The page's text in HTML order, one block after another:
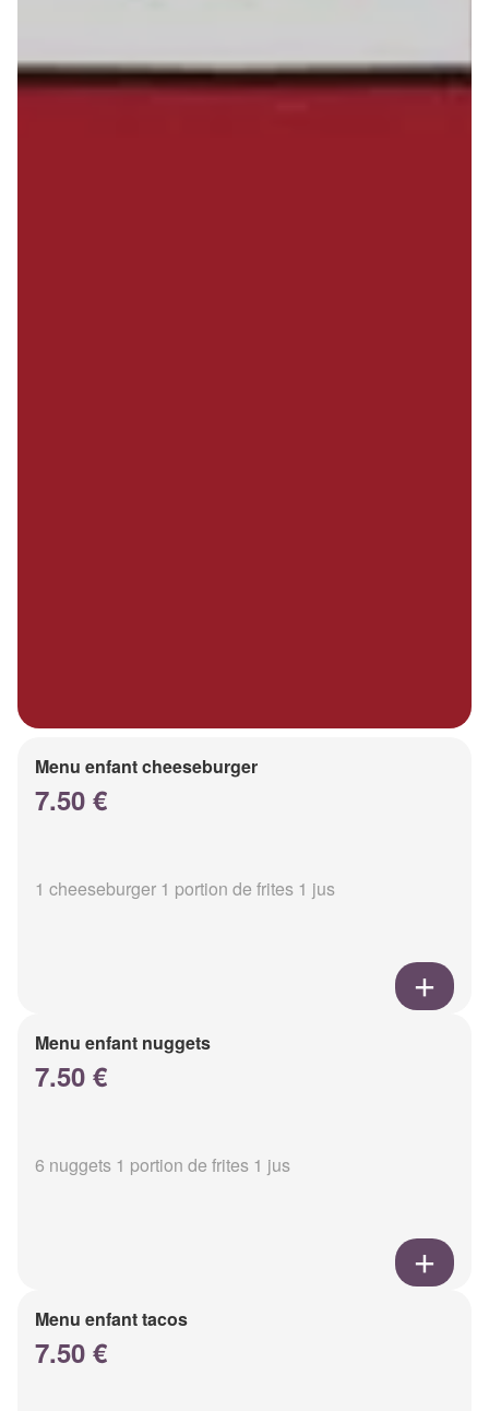
Menu enfant cheeseburger
7.50 €
1 cheeseburger 1 portion de frites 1 jus
Menu enfant nuggets
7.50 €
6 nuggets 1 portion de frites 1 jus
Menu enfant tacos
7.50 €